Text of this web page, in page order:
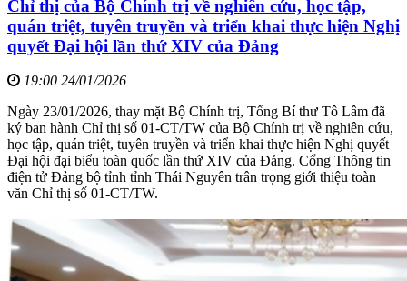
Chỉ thị của Bộ Chính trị về nghiên cứu, học tập,
quán triệt, tuyên truyền và triển khai thực hiện Nghị
quyết Đại hội lần thứ XIV của Đảng
19:00 24/01/2026
Ngày 23/01/2026, thay mặt Bộ Chính trị, Tổng Bí thư Tô Lâm đã
ký ban hành Chỉ thị số 01-CT/TW của Bộ Chính trị về nghiên cứu,
học tập, quán triệt, tuyên truyền và triển khai thực hiện Nghị quyết
Đại hội đại biểu toàn quốc lần thứ XIV của Đảng. Cổng Thông tin
điện tử Đảng bộ tỉnh tỉnh Thái Nguyên trân trọng giới thiệu toàn
văn Chỉ thị số 01-CT/TW.